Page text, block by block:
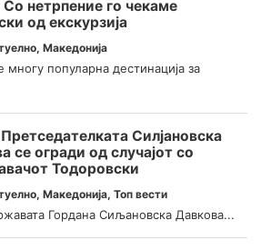
нетрпение го чекаме
од екскурзија
, Македонија
многу популарна дестинација за
Силјановска
се огради од случајот со
Тодоровски
, Македонија, Топ вести
Гордана Сиљановска Давкова...